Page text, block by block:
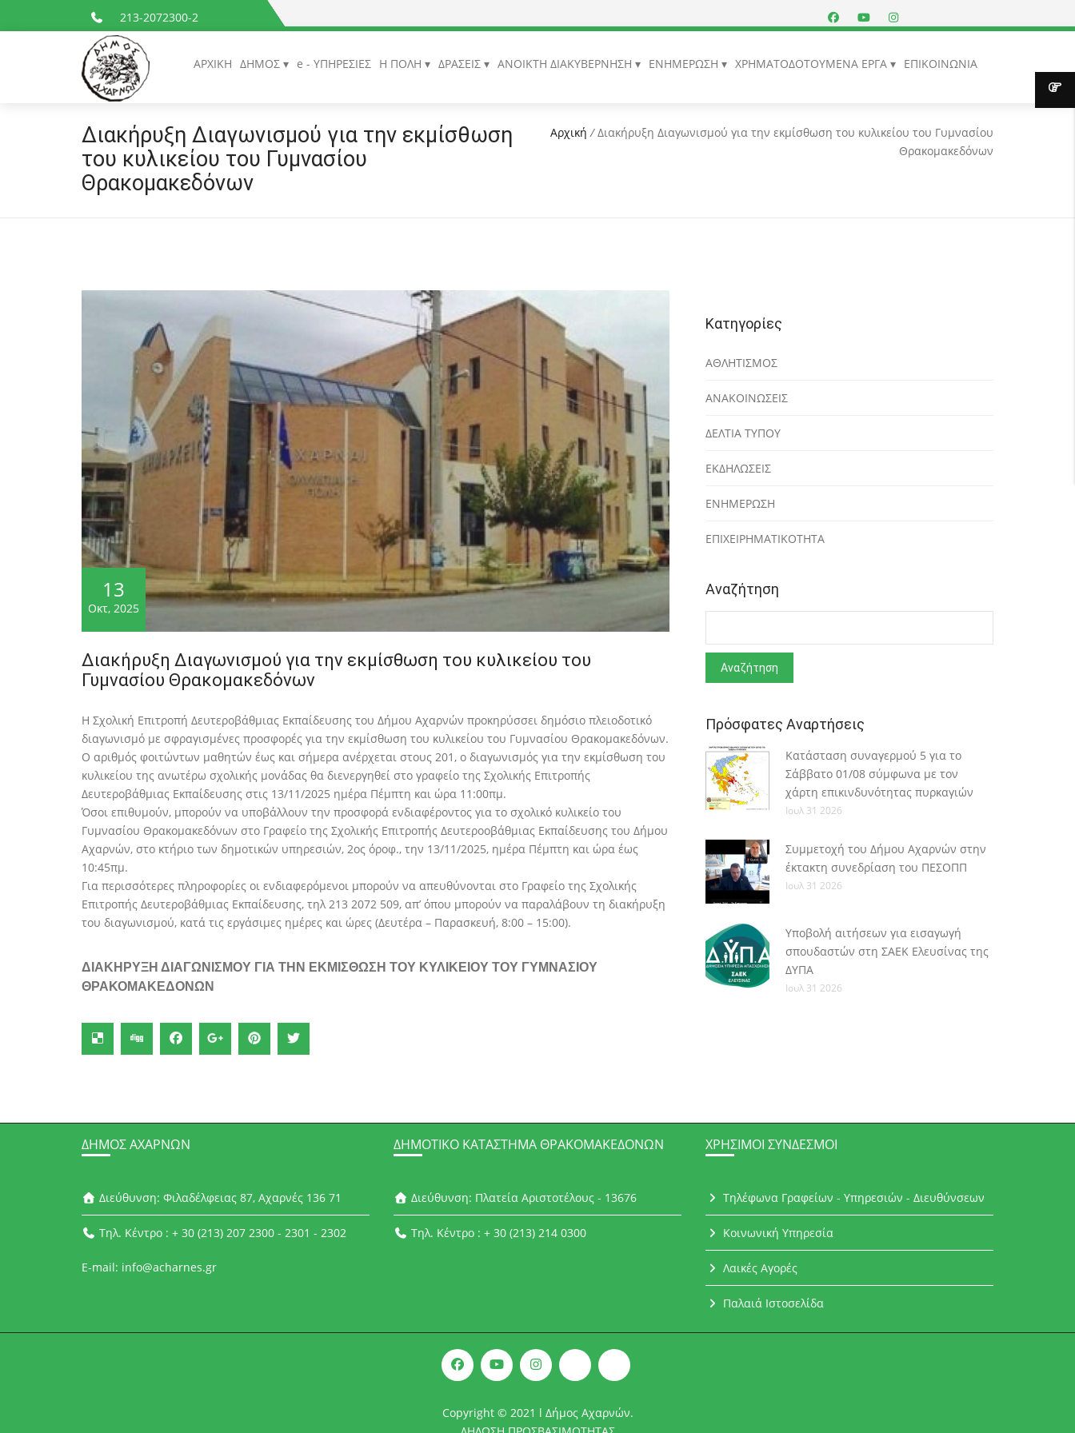
213-2072300-2
ΑΡΧΙΚΗ ΔΗΜΟΣ e - ΥΠΗΡΕΣΙΕΣ Η ΠΟΛΗ ΔΡΑΣΕΙΣ ΑΝΟΙΚΤΗ ΔΙΑΚΥΒΕΡΝΗΣΗ ΕΝΗΜΕΡΩΣΗ ΧΡΗΜΑΤΟΔΟΤΟΥΜΕΝΑ ΕΡΓΑ ΕΠΙΚΟΙΝΩΝΙΑ
Διακήρυξη Διαγωνισμού για την εκμίσθωση
του κυλικείου του Γυμνασίου
Θρακομακεδόνων
Αρχική /Διακήρυξη Διαγωνισμού για την εκμίσθωση του κυλικείου του Γυμνασίου
Θρακομακεδόνων
13
Οκτ, 2025
Διακήρυξη Διαγωνισμού για την εκμίσθωση του κυλικείου του
Γυμνασίου Θρακομακεδόνων
Η Σχολική Επιτροπή Δευτεροβάθμιας Εκπαίδευσης του Δήμου Αχαρνών προκηρύσσει δημόσιο πλειοδοτικό
διαγωνισμό με σφραγισμένες προσφορές για την εκμίσθωση του κυλικείου του Γυμνασίου Θρακομακεδόνων.
Ο αριθμός φοιτώντων μαθητών έως και σήμερα ανέρχεται στους 201, ο διαγωνισμός για την εκμίσθωση του
κυλικείου της ανωτέρω σχολικής μονάδας θα διενεργηθεί στο γραφείο της Σχολικής Επιτροπής
Δευτεροβάθμιας Εκπαίδευσης στις 13/11/2025 ημέρα Πέμπτη και ώρα 11:00πμ.
Όσοι επιθυμούν, μπορούν να υποβάλλουν την προσφορά ενδιαφέροντος για το σχολικό κυλικείο του
Γυμνασίου Θρακομακεδόνων στο Γραφείο της Σχολικής Επιτροπής Δευτεροοβάθμιας Εκπαίδευσης του Δήμου
Αχαρνών, στο κτήριο των δημοτικών υπηρεσιών, 2ος όροφ., την 13/11/2025, ημέρα Πέμπτη και ώρα έως
10:45πμ.
Για περισσότερες πληροφορίες οι ενδιαφερόμενοι μπορούν να απευθύνονται στο Γραφείο της Σχολικής
Επιτροπής Δευτεροβάθμιας Εκπαίδευσης, τηλ 213 2072 509, απ’ όπου μπορούν να παραλάβουν τη διακήρυξη
του διαγωνισμού, κατά τις εργάσιμες ημέρες και ώρες (Δευτέρα – Παρασκευή, 8:00 – 15:00).
ΔΙΑΚΗΡΥΞΗ ΔΙΑΓΩΝΙΣΜΟΥ ΓΙΑ ΤΗΝ ΕΚΜΙΣΘΩΣΗ ΤΟΥ ΚΥΛΙΚΕΙΟΥ ΤΟΥ ΓΥΜΝΑΣΙΟΥ
ΘΡΑΚΟΜΑΚΕΔΟΝΩΝ
Κατηγορίες
ΑΘΛΗΤΙΣΜΟΣ
ΑΝΑΚΟΙΝΩΣΕΙΣ
ΔΕΛΤΙΑ ΤΥΠΟΥ
ΕΚΔΗΛΩΣΕΙΣ
ΕΝΗΜΕΡΩΣΗ
ΕΠΙΧΕΙΡΗΜΑΤΙΚΟΤΗΤΑ
Αναζήτηση
Πρόσφατες Αναρτήσεις
Κατάσταση συναγερμού 5 για το
Σάββατο 01/08 σύμφωνα με τον
χάρτη επικινδυνότητας πυρκαγιών
Ιουλ 31 2026
Συμμετοχή του Δήμου Αχαρνών στην
έκτακτη συνεδρίαση του ΠΕΣΟΠΠ
Ιουλ 31 2026
Υποβολή αιτήσεων για εισαγωγή
σπουδαστών στη ΣΑΕΚ Ελευσίνας της
ΔΥΠΑ
Ιουλ 31 2026
ΔΉΜΟΣ ΑΧΑΡΝΏΝ
Διεύθυνση: Φιλαδέλφειας 87, Αχαρνές 136 71
Τηλ. Κέντρο : + 30 (213) 207 2300 - 2301 - 2302
E-mail: info@acharnes.gr
ΔΗΜΟΤΙΚΌ ΚΑΤΆΣΤΗΜΑ ΘΡΑΚΟΜΑΚΕΔΌΝΩΝ
Διεύθυνση: Πλατεία Αριστοτέλους - 13676
Τηλ. Κέντρο : + 30 (213) 214 0300
ΧΡΉΣΙΜΟΙ ΣΎΝΔΕΣΜΟΙ
Τηλέφωνα Γραφείων - Υπηρεσιών - Διευθύνσεων
Κοινωνική Υπηρεσία
Λαικές Αγορές
Παλαιά Ιστοσελίδα
Copyright © 2021 l Δήμος Αχαρνών.